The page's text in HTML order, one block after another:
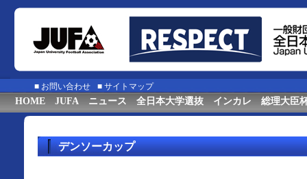
■ お問い合わせ ■ サイトマップ
HOME JUFA ニュース 全日本大学選抜 インカレ 総理大臣
デンソーカップ